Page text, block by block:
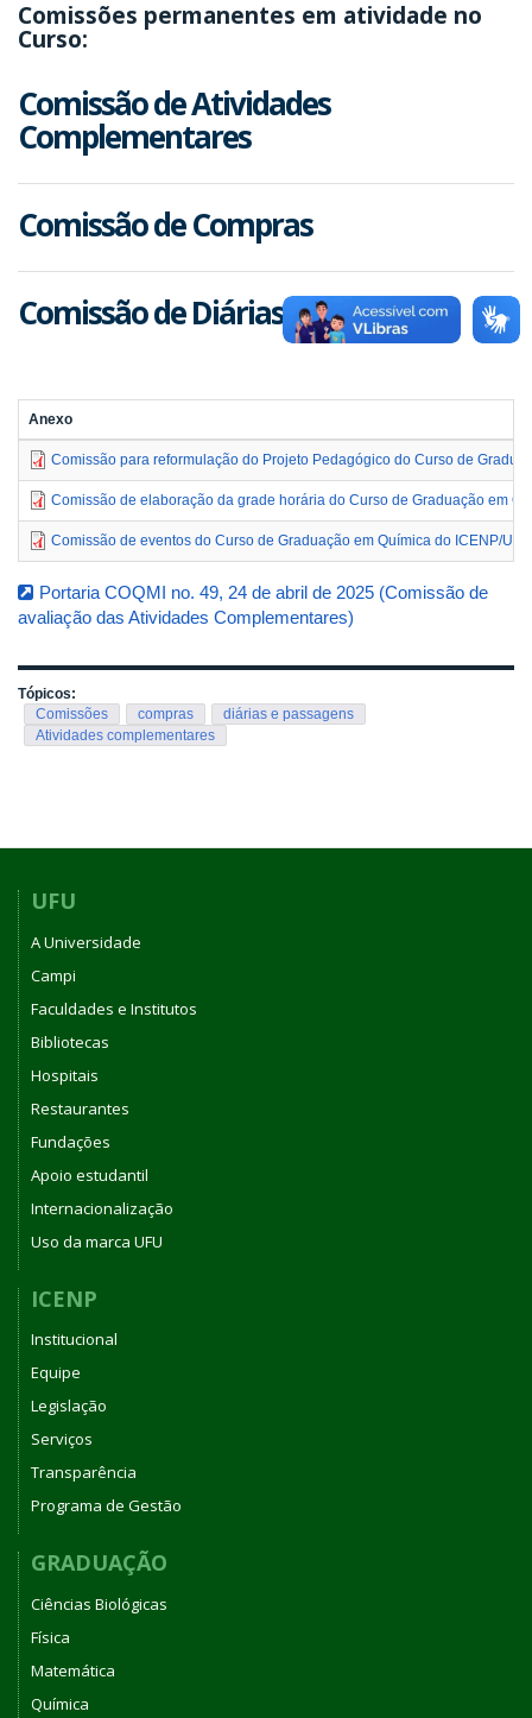
Comissões permanentes em atividade no
Curso:
Comissão de Atividades
Complementares
Comissão de Compras
Comissão de Diárias e Passagens
Anexo
Comissão para reformulação do Projeto Pedagógico do Curso de
Comissão de elaboração da grade horária do Curso de Graduação em
Comissão de eventos do Curso de Graduação em Química do ICENP/UFU
Portaria COQMI no. 49, 24 de abril de 2025 (Comissão de
avaliação das Atividades Complementares)
Tópicos:
Comissões
compras
diárias e passagens
Atividades complementares
UFU
A Universidade
Campi
Faculdades e Institutos
Bibliotecas
Hospitais
Restaurantes
Fundações
Apoio estudantil
Internacionalização
Uso da marca UFU
ICENP
Institucional
Equipe
Legislação
Serviços
Transparência
Programa de Gestão
GRADUAÇÃO
Ciências Biológicas
Física
Matemática
Química